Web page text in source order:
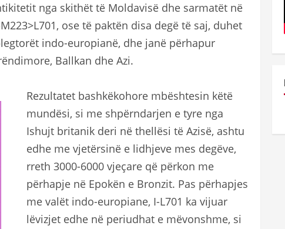
nga skithët të Moldavisë dhe sarmatët në
ose të paktën disa degë të saj, duhet
indo-europianë, dhe janë përhapur
Ballkan dhe Azi.
Rezultatet bashkëkohore mbështesin këtë
mundësi, si me shpërndarjen e tyre nga
Ishujt britanik deri në thellësi të Azisë, ashtu
edhe me vjetërsinë e lidhjeve mes degëve,
rreth 3000-6000 vjeçare që përkon me
përhapje në Epokën e Bronzit. Pas përhapjes
me valët indo-europiane, I-L701 ka vijuar
lëvizjet edhe në periudhat e mëvonshme, si